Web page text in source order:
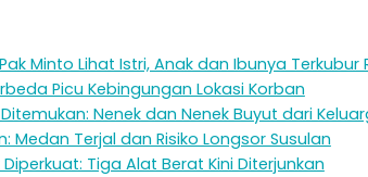
Minto Lihat Istri, Anak dan Ibunya Terkubur
Picu Kebingungan Lokasi Korban
Nenek dan Nenek Buyut dari
Medan Terjal dan Risiko Longsor Susulan
Tiga Alat Berat Kini Diterjunkan